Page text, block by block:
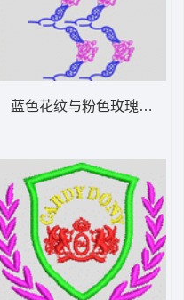
蓝色花纹与粉色玫瑰图案